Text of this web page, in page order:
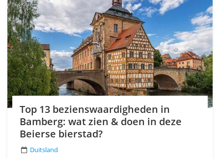
Top 13 bezienswaardigheden in
Bamberg: wat zien & doen in deze
Beierse bierstad?
Duitsland